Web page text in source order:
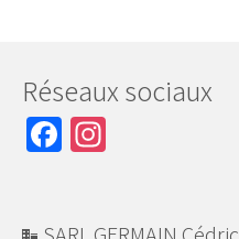
Réseaux sociaux
Facebook